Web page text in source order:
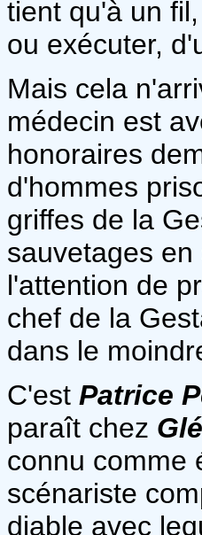
tient qu'à un
ou exécuter,
Mais cela
médecin est
honoraires
d'hommes
griffes de la
sauvetages
l'attention de
chef de la
dans le
C'est Patrice
paraît chez
connu comme
scénariste
diable avec